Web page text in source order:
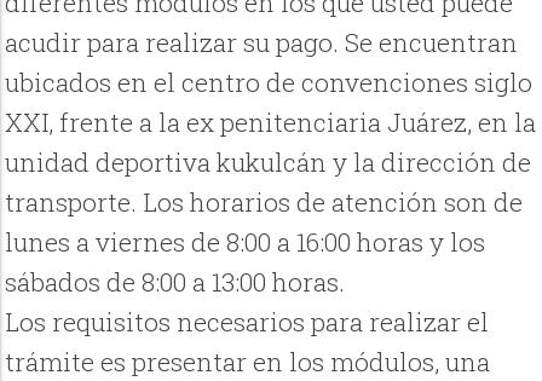
acudir para realizar su pago. Se encuentran
ubicados en el centro de convenciones siglo
XXI, frente a la ex penitenciaria Juárez, en la
unidad deportiva kukulcán y la dirección de
transporte. Los horarios de atención son de
lunes a viernes de 8:00 a 16:00 horas y los
sábados de 8:00 a 13:00 horas.
Los requisitos necesarios para realizar el
trámite es presentar en los módulos, una